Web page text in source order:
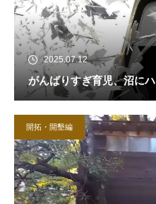
2025.07.12
がんばりすぎ育児、沼にハ
開拓・開墾編